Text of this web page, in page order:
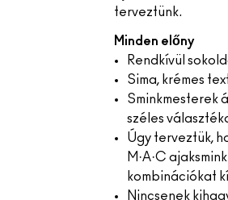
terveztünk.
Minden előny
Rendkívül
Sima, krémes
Sminkmesterek
széles
Úgy terveztük,
M·A·C
kombinációkat
Nincsenek